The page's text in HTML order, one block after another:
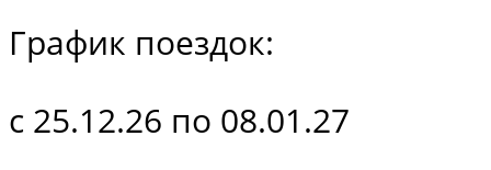
График поездок:
с 25.12.26 по 08.01.27